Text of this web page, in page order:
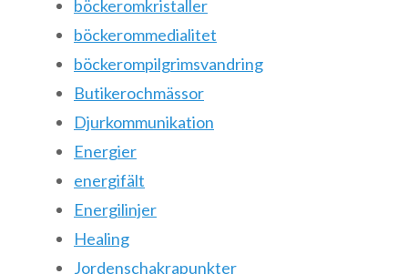
böckeromkristaller
böckerommedialitet
böckerompilgrimsvandring
Butikerochmässor
Djurkommunikation
Energier
energifält
Energilinjer
Healing
Jordenschakrapunkter